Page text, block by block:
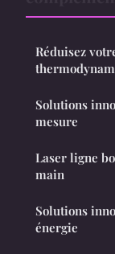
Réduisez
Solutions
mesure
Laser ligne
main
Solutions
énergie